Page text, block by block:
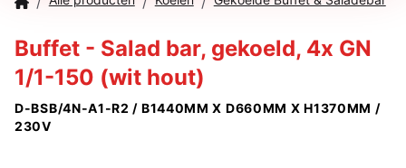
OVER ONS
MERKEN
OFFERTECHECKER
CONTACT
Buffet - Salad bar, gekoeld, 4x GN
1/1-150 (wit hout)
D-BSB/4N-A1-R2 / B1440MM X D660MM X H1370MM /
230V